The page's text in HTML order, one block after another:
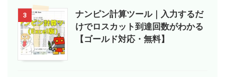
3
ナンピン計算ツール｜入力するだ
けでロスカット到達回数がわかる
【ゴールド対応・無料】